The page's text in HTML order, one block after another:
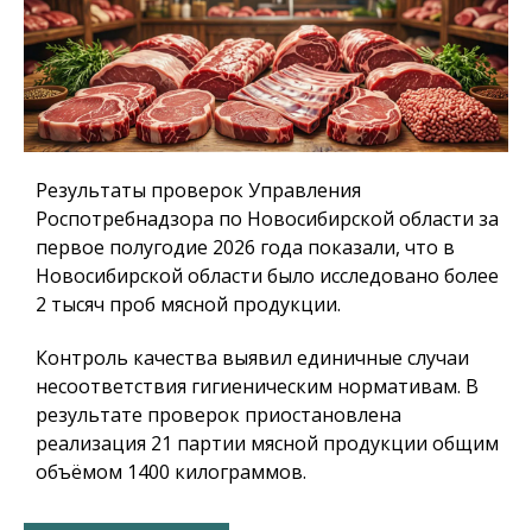
Результаты проверок Управления
Роспотребнадзора по Новосибирской области за
первое полугодие 2026 года показали, что в
Новосибирской области было исследовано более
2 тысяч проб мясной продукции.
Контроль качества выявил единичные случаи
несоответствия гигиеническим нормативам. В
результате проверок приостановлена
реализация 21 партии мясной продукции общим
объёмом 1400 килограммов.